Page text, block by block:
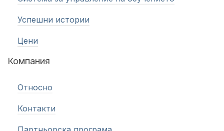
Успешни истории
Цени
Компания
Относно
Контакти